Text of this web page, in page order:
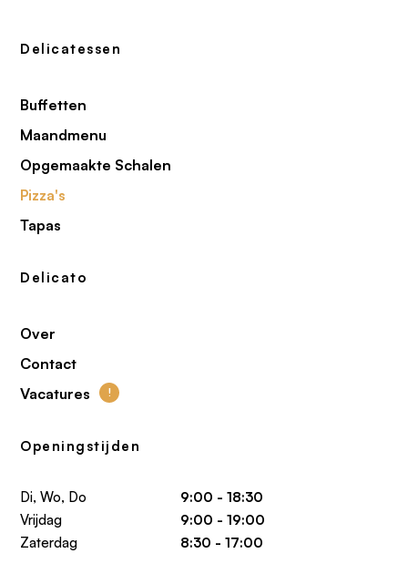
Delicatessen
Buffetten
Maandmenu
Opgemaakte Schalen
Pizza's
Tapas
Delicato
Over
Contact
Vacatures
!
Openingstijden
Di, Wo, Do
9:00 - 18:30
Vrijdag
9:00 - 19:00
Zaterdag
8:30 - 17:00